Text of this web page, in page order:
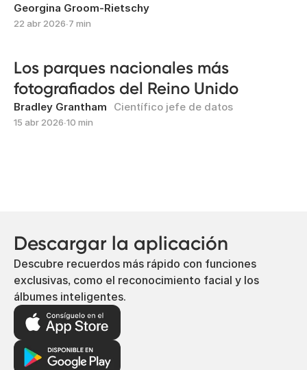
Georgina Groom-Rietschy
22 abr 2026∙7 min
Los parques nacionales más
fotografiados del Reino Unido
Bradley Grantham Científico jefe de datos
15 abr 2026∙10 min
Descargar la aplicación
Descubre recuerdos más rápido con funciones
exclusivas, como el reconocimiento facial y los
álbumes inteligentes.